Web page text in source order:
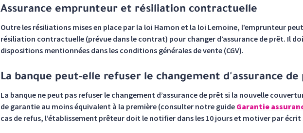
Assurance emprunteur et résiliation contractuelle
Outre les résiliations mises en place par la loi Hamon et la loi Lemoine, l’emprunteur
résiliation contractuelle (prévue dans le contrat) pour changer d’assurance de prêt. Il
dispositions mentionnées dans les conditions générales de vente (CGV).
La banque peut-elle refuser le changement d'assurance de
La banque ne peut pas refuser le changement d’assurance de prêt si la nouvelle
de garantie au moins équivalent à la première (consulter notre guide Garantie
cas de refus, l’établissement prêteur doit le notifier dans les 10 jours et motiver par écrit